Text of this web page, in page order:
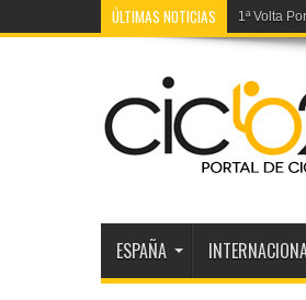
ÚLTIMAS NOTICIAS
ESPAÑA